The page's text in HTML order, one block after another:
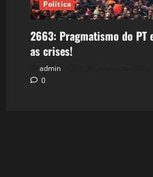
Política
2663: Pragmatismo do PT
as crises!
admin
0